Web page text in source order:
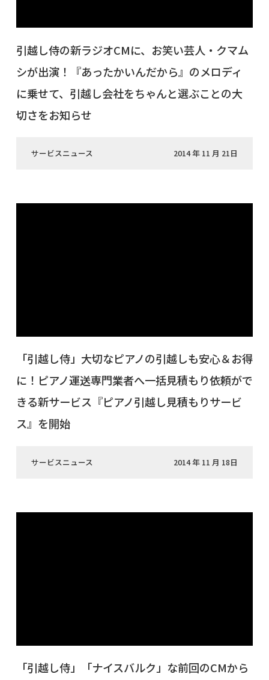
引越し侍の新ラジオCMに、お笑い芸人・クマム
シが出演！『あったかいんだから』のメロディ
に乗せて、引越し会社をちゃんと選ぶことの大
切さをお知らせ
サービスニュース 2014 年 11 月 21日
「引越し侍」大切なピアノの引越しも安心＆お得
に！ピアノ運送専門業者へ一括見積もり依頼がで
きる新サービス『ピアノ引越し見積もりサービ
ス』を開始
サービスニュース 2014 年 11 月 18日
「引越し侍」「ナイスバルク」な前回のCMから